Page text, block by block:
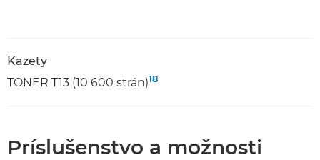
Kazety
TONER T13 (10 600 strán)18
Príslušenstvo a možnosti